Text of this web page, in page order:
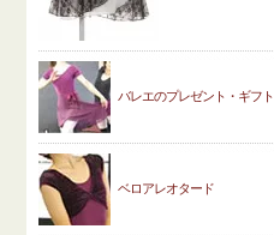
バレエのプレゼント・ギフト
ベロアレオタード